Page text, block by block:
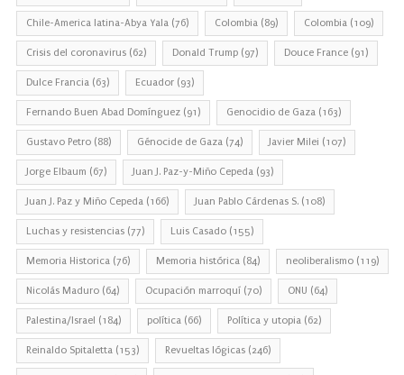
Chile-America latina-Abya Yala (76) Colombia (89) Colombia (109)
Crisis del coronavirus (62) Donald Trump (97) Douce France (91)
Dulce Francia (63) Ecuador (93)
Fernando Buen Abad Domínguez (91) Genocidio de Gaza (163)
Gustavo Petro (88) Génocide de Gaza (74) Javier Milei (107)
Jorge Elbaum (67) Juan J. Paz-y-Miño Cepeda (93)
Juan J. Paz y Miño Cepeda (166) Juan Pablo Cárdenas S. (108)
Luchas y resistencias (77) Luis Casado (155)
Memoria Historica (76) Memoria histórica (84) neoliberalismo (119)
Nicolás Maduro (64) Ocupación marroquí (70) ONU (64)
Palestina/Israel (184) política (66) Política y utopia (62)
Reinaldo Spitaletta (153) Revueltas lógicas (246)